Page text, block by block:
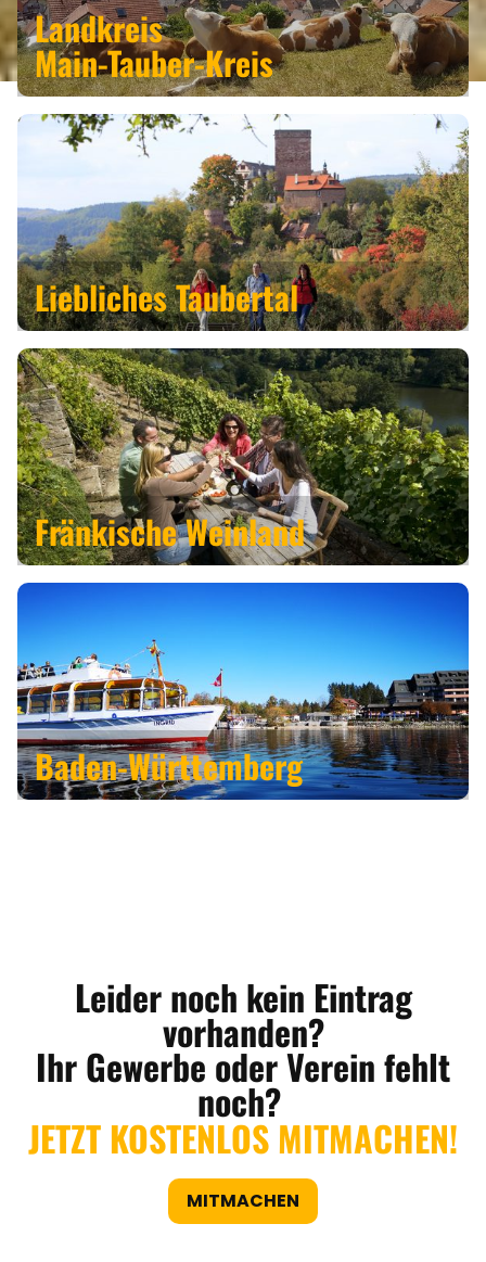
ANGEBOTE
Landkreis
Main-Tauber-Kreis
Liebliches Taubertal
Fränkische Weinland
Baden-Württemberg
Leider noch kein Eintrag
vorhanden?
Ihr Gewerbe oder Verein fehlt
noch?
JETZT KOSTENLOS MITMACHEN!
MITMACHEN